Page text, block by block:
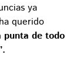
ya
querido
punta de todo